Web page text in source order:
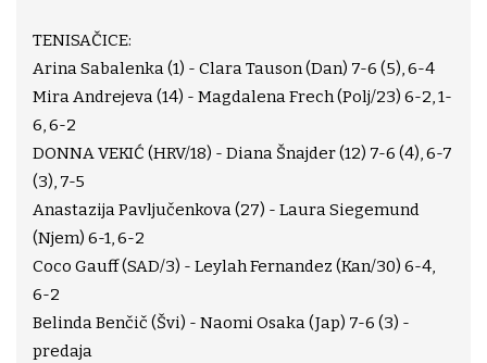
TENISAČICE:
Arina Sabalenka (1) - Clara Tauson (Dan) 7-6 (5), 6-4
Mira Andrejeva (14) - Magdalena Frech (Polj/23) 6-2, 1-
6, 6-2
DONNA VEKIĆ (HRV/18) - Diana Šnajder (12) 7-6 (4), 6-7
(3), 7-5
Anastazija Pavljučenkova (27) - Laura Siegemund
(Njem) 6-1, 6-2
Coco Gauff (SAD/3) - Leylah Fernandez (Kan/30) 6-4,
6-2
Belinda Benčič (Švi) - Naomi Osaka (Jap) 7-6 (3) -
predaja